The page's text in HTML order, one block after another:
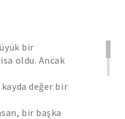
bir
oldu. Ancak
değer bir
bir başka